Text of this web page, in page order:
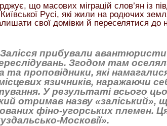
що масових міграцій слов’ян із
Русі, які жили на родючих
свої домівки й переселятися до
прибували авантюристи
Згодом там
та проповідники, які
язичників, наражаючи
У результаті всього
отримав назву «заліський»,
фіно-угорських племен.
Московії».